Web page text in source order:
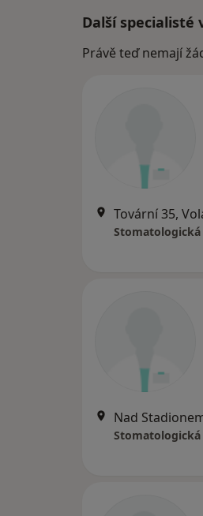
Další specialisté
Právě teď nemají
Tovární 35,
Nad